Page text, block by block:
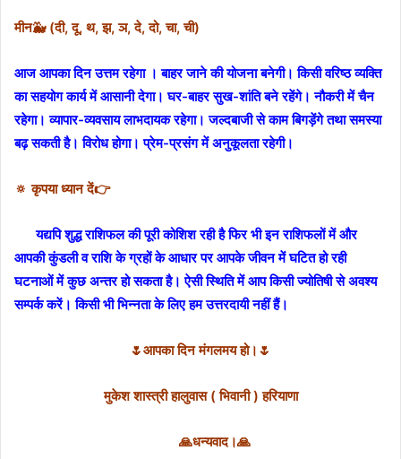
मीन🐳 (दी, दू, थ, झ, ञ, दे, दो, चा, ची)
आज आपका दिन उत्तम रहेगा । बाहर जाने की योजना बनेगी। किसी वरिष्ठ व्यक्ति
का सहयोग कार्य में आसानी देगा। घर-बाहर सुख-शांति बने रहेंगे। नौकरी में चैन
रहेगा। व्यापार-व्यवसाय लाभदायक रहेगा। जल्दबाजी से काम बिगड़ेंगे तथा समस्या
बढ़ सकती है। विरोध होगा। प्रेम-प्रसंग में अनुकूलता रहेगी।
🔅 कृपया ध्यान दें👉
यद्यपि शुद्ध राशिफल की पूरी कोशिश रही है फिर भी इन राशिफलों में और
आपकी कुंडली व राशि के ग्रहों के आधार पर आपके जीवन में घटित हो रही
घटनाओं में कुछ अन्तर हो सकता है। ऐसी स्थिति में आप किसी ज्योतिषी से अवश्य
सम्पर्क करें। किसी भी भिन्नता के लिए हम उत्तरदायी नहीं हैं।
🌷आपका दिन मंगलमय हो।🌷
मुकेश शास्त्री हालुवास ( भिवानी ) हरियाणा
🙏धन्यवाद।🙏